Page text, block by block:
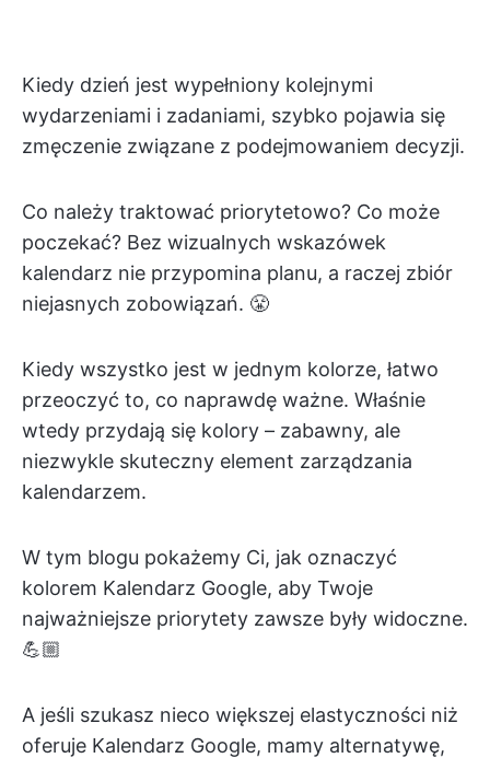
Kiedy dzień jest wypełniony kolejnymi
wydarzeniami i zadaniami, szybko pojawia się
zmęczenie związane z podejmowaniem decyzji.
Co należy traktować priorytetowo? Co może
poczekać? Bez wizualnych wskazówek
kalendarz nie przypomina planu, a raczej zbiór
niejasnych zobowiązań. 😤
Kiedy wszystko jest w jednym kolorze, łatwo
przeoczyć to, co naprawdę ważne. Właśnie
wtedy przydają się kolory – zabawny, ale
niezwykle skuteczny element zarządzania
kalendarzem.
W tym blogu pokażemy Ci, jak oznaczyć
kolorem Kalendarz Google, aby Twoje
najważniejsze priorytety zawsze były widoczne.
💪🏼
A jeśli szukasz nieco większej elastyczności niż
oferuje Kalendarz Google, mamy alternatywę,